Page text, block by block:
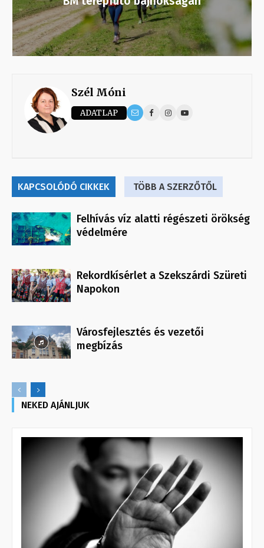
Szél Móni
ADATLAP
KAPCSOLÓDÓ CIKKEK TÖBB A SZERZŐTŐL
Felhívás víz alatti régészeti örökség
védelmére
Rekordkísérlet a Szekszárdi Szüreti
Napokon
Városfejlesztés és vezetői
megbízás
NEKED AJÁNLJUK